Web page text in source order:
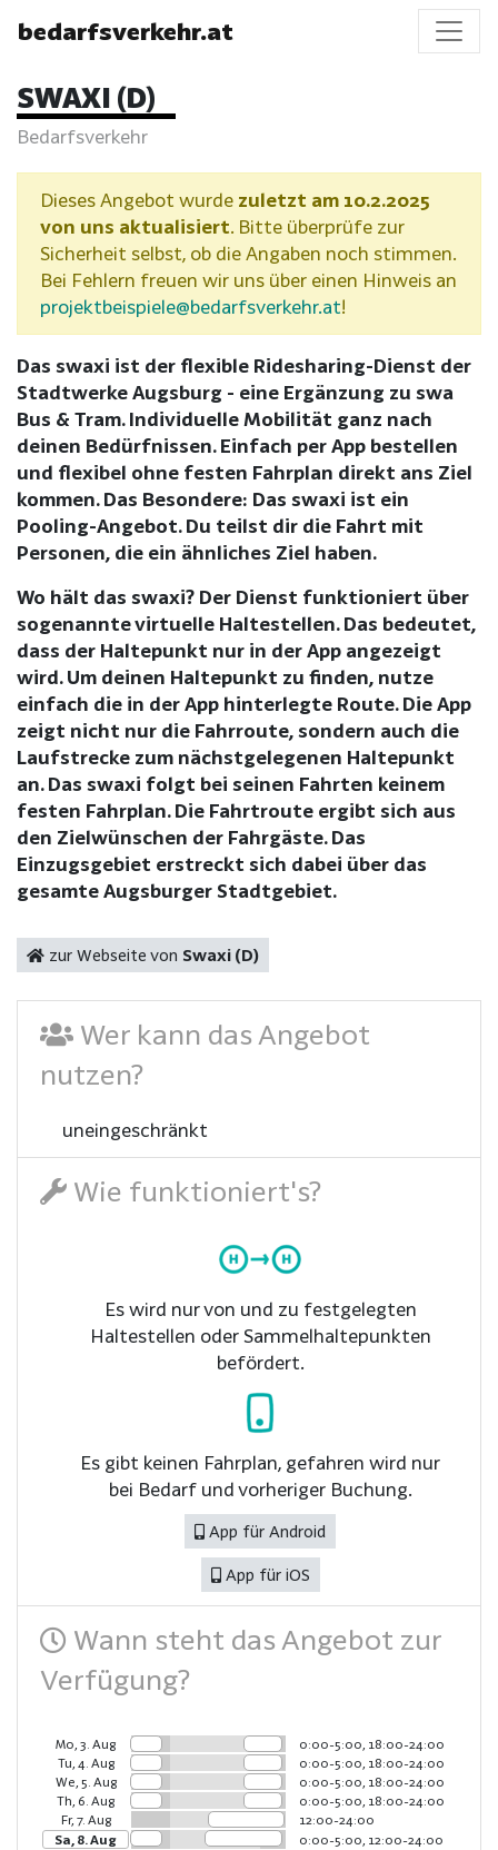
bedarfsverkehr.at
SWAXI (D)
Bedarfsverkehr
Dieses Angebot wurde zuletzt am 10.2.2025
von uns aktualisiert. Bitte überprüfe zur
Sicherheit selbst, ob die Angaben noch stimmen.
Bei Fehlern freuen wir uns über einen Hinweis an
projektbeispiele@bedarfsverkehr.at!
Das swaxi ist der flexible Ridesharing-Dienst der
Stadtwerke Augsburg - eine Ergänzung zu swa
Bus & Tram. Individuelle Mobilität ganz nach
deinen Bedürfnissen. Einfach per App bestellen
und flexibel ohne festen Fahrplan direkt ans Ziel
kommen. Das Besondere: Das swaxi ist ein
Pooling-Angebot. Du teilst dir die Fahrt mit
Personen, die ein ähnliches Ziel haben.
Wo hält das swaxi? Der Dienst funktioniert über
sogenannte virtuelle Haltestellen. Das bedeutet,
dass der Haltepunkt nur in der App angezeigt
wird. Um deinen Haltepunkt zu finden, nutze
einfach die in der App hinterlegte Route. Die App
zeigt nicht nur die Fahrroute, sondern auch die
Laufstrecke zum nächstgelegenen Haltepunkt
an. Das swaxi folgt bei seinen Fahrten keinem
festen Fahrplan. Die Fahrtroute ergibt sich aus
den Zielwünschen der Fahrgäste. Das
Einzugsgebiet erstreckt sich dabei über das
gesamte Augsburger Stadtgebiet.
zur Webseite von Swaxi (D)
Wer kann das Angebot
nutzen?
uneingeschränkt
Wie funktioniert's?
Es wird nur von und zu festgelegten
Haltestellen oder Sammelhaltepunkten
befördert.
Es gibt keinen Fahrplan, gefahren wird nur
bei Bedarf und vorheriger Buchung.
App für Android
App für iOS
Wann steht das Angebot zur
Verfügung?
Mo, 3. Aug
0:00-5:00, 18:00-24:00
Tu, 4. Aug
0:00-5:00, 18:00-24:00
We, 5. Aug
0:00-5:00, 18:00-24:00
Th, 6. Aug
0:00-5:00, 18:00-24:00
Fr, 7. Aug
12:00-24:00
Sa, 8. Aug
0:00-5:00, 12:00-24:00